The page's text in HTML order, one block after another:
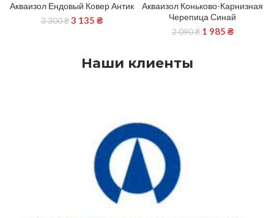
Акваизол Ендовый Ковер Антик
3 300₴ 3 135 ₴
Акваизол Коньково-Карнизная
Черепица Синай
2 090₴ 1 985 ₴
Наши клиенты